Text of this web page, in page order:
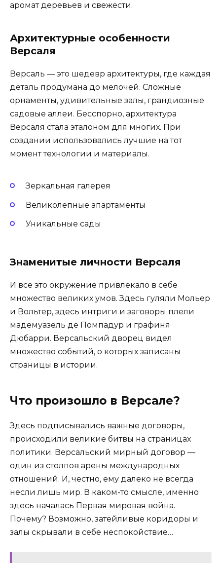
аромат деревьев и свежести.
Архитектурные особенности
Версаля
Версаль — это шедевр архитектуры, где каждая
деталь продумана до мелочей. Сложные
орнаменты, удивительные залы, грандиозные
садовые аллеи. Бесспорно, архитектура
Версаля стала эталоном для многих. При
создании использовались лучшие на тот
момент технологии и материалы.
Зеркальная галерея
Великолепные апартаменты
Уникальные сады
Знаменитые личности Версаля
И все это окружение привлекало в себе
множество великих умов. Здесь гуляли Мольер
и Вольтер, здесь интриги и заговоры плели
мадемуазель де Помпадур и графиня
Дюбарри. Версальский дворец видел
множество событий, о которых записаны
страницы в истории.
Что произошло в Версале?
Здесь подписывались важные договоры,
происходили великие битвы на страницах
политики. Версальский мирный договор —
один из столпов арены международных
отношений. И, честно, ему далеко не всегда
несли лишь мир. В каком-то смысле, именно
здесь началась Первая мировая война.
Почему? Возможно, затейливые коридоры и
залы скрывали в себе неспокойствие…